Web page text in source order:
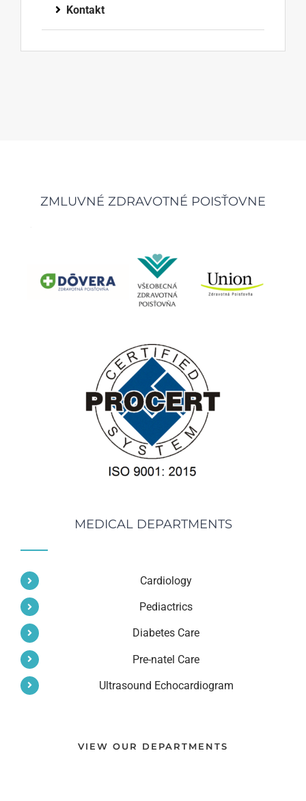
Kontakt
ZMLUVNÉ ZDRAVOTNÉ POISŤOVNE
MEDICAL DEPARTMENTS
Cardiology
Pediactrics
Diabetes Care
Pre-natel Care
Ultrasound Echocardiogram
VIEW OUR DEPARTMENTS